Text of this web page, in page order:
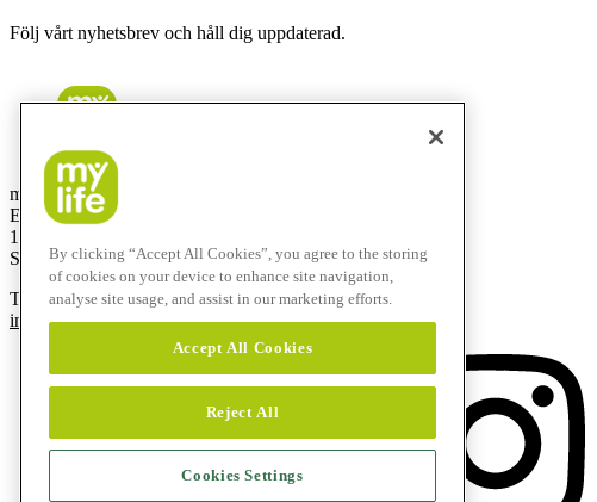
Följ vårt nyhetsbrev och håll dig uppdaterad.
mylife Diabetes Care AB
Elektrogatan 10, 7 tr
171 54 Solna
Sweden
T
+46 8 601 25 50
info@mylife-diabetescare.se
By clicking “Accept All Cookies”, you agree to the storing
of cookies on your device to enhance site navigation,
analyse site usage, and assist in our marketing efforts.
Accept All Cookies
Reject All
Cookies Settings